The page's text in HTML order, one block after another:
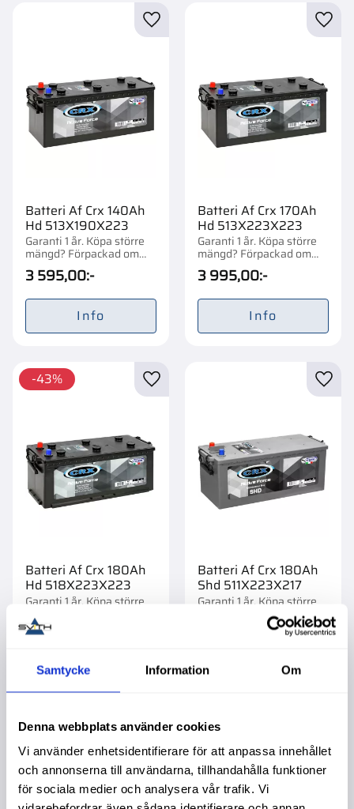
Samtycke Information Om
Denna webbplats använder cookies
Vi använder enhetsidentifierare för att anpassa innehållet
och annonserna till användarna, tillhandahålla funktioner
för sociala medier och analysera vår trafik. Vi
Batteri Af Crx 140Ah
Hd 513X190X223
Garanti 1 år. Köpa större
mängd? Förpackad om
1/24 st.
3 595,00:-
Lägg till i favoriter
Info
Batteri Af Crx 170Ah
Hd 513X223X223
Garanti 1 år. Köpa större
mängd? Förpackad om
1/21 st.
3 995,00:-
Info
Batteri Af Crx 180Ah
Hd 518X223X223
Garanti 1 år. Köpa större
mängd? Förpackad om
1/21 st.
2 398,90
43% Lägg till i favoriter
Info
Batteri Af Crx 180Ah
Shd 511X223X217
Garanti 1 år. Köpa större
mängd? Förpackad om
Lägg till i favoriter